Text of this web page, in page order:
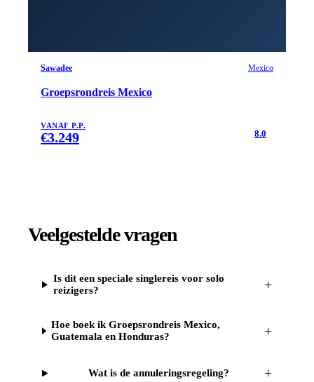
Sawadee Mexico
Groepsrondreis Mexico
VANAF P.P.
€3.249 8.0
Veelgestelde vragen
Is dit een speciale singlereis voor solo
reizigers?
+
Hoe boek ik Groepsrondreis Mexico,
Guatemala en Honduras?
+
Wat is de annuleringsregeling? +